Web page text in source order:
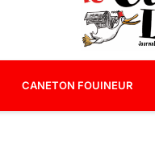
CANETON FOUINEUR